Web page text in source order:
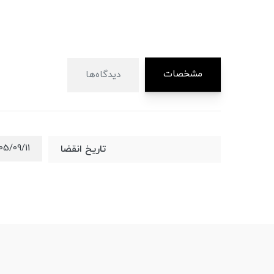
مشخصات دیدگاه‌ها
تاریخ انقضا 09/11